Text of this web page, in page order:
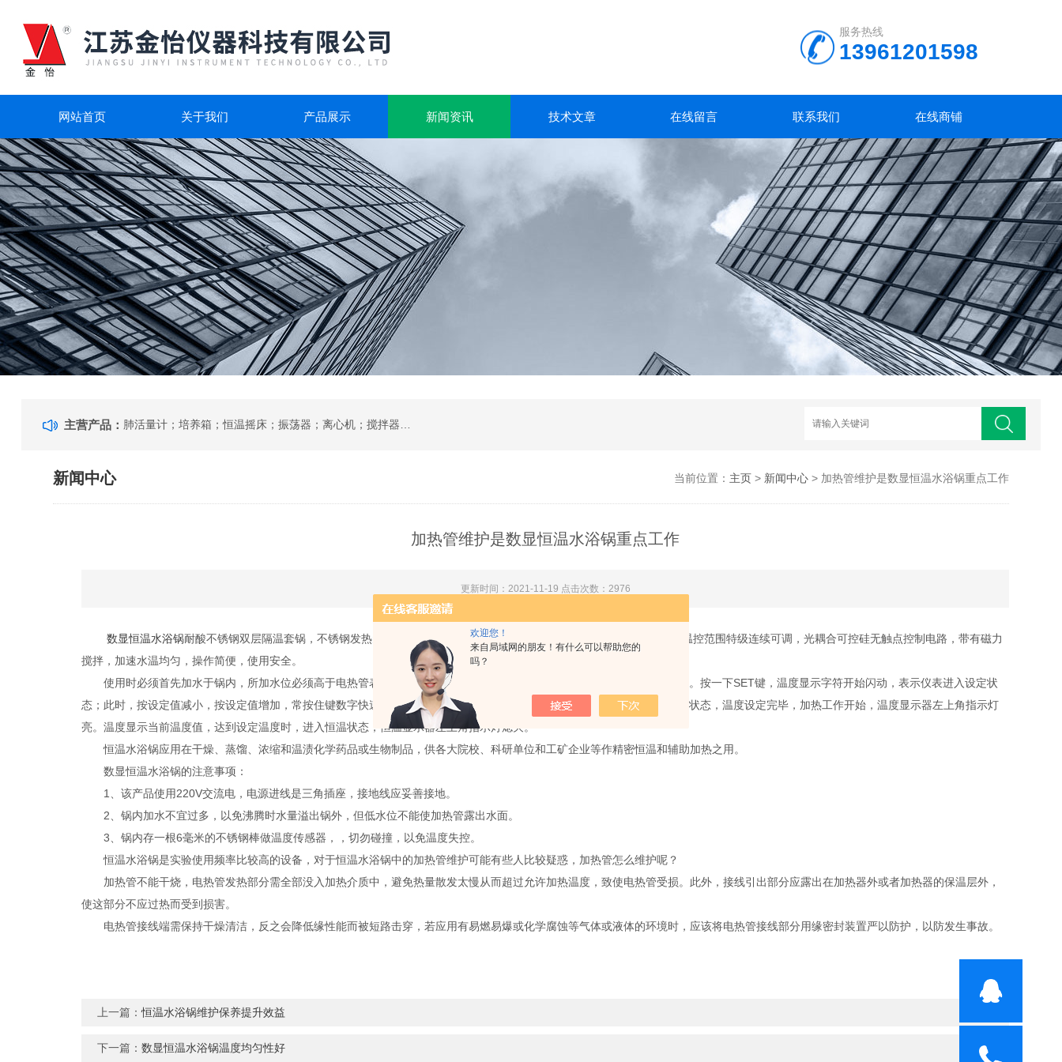
欢迎您！
来自局域网的朋友！有什么可以帮助您的
吗？
服务热线
13961201598
网站首页 关于我们 产品展示 新闻资讯 技术文章 在线留言 联系我们 在线商铺
主营产品：
新闻中心 当前位置： 主页> 新闻中心> 加热管维护是数显恒温水浴锅重点工作
加热管维护是数显恒温水浴锅重点工作
更新时间：2021-11-19 点击次数：2976
数显恒温水浴锅耐酸不锈钢双层隔温套锅，不锈钢发热元件，高灵敏热传感金属探针，数字显示预设温度和实际温度，温控范围特级连续可调，光耦合可控硅无触点控制电路，带有磁力
搅拌，加速水温均匀，操作简便，使用安全。
使用时必须首先加水于锅内，所加水位必须高于电热管表面，接通电源，设定温度时，按SET键可设定或查看温度设定值。按一下SET键，温度显示字符开始闪动，表示仪表进入设定状
态；此时，按设定值减小，按设定值增加，常按住键数字快速增减变动。到达设定数值时，再次按SET键，仪表回到正常工作状态，温度设定完毕，加热工作开始，温度显示器左上角指示灯
亮。温度显示当前温度值，达到设定温度时，进入恒温状态，恒温显示器左上角指示灯熄灭。
恒温水浴锅应用在干燥、蒸馏、浓缩和温渍化学药品或生物制品，供各大院校、科研单位和工矿企业等作精密恒温和辅助加热之用。
数显恒温水浴锅的注意事项：
1、该产品使用220V交流电，电源进线是三角插座，接地线应妥善接地。
2、锅内加水不宜过多，以免沸腾时水量溢出锅外，但低水位不能使加热管露出水面。
3、锅内存一根6毫米的不锈钢棒做温度传感器，，切勿碰撞，以免温度失控。
恒温水浴锅是实验使用频率比较高的设备，对于恒温水浴锅中的加热管维护可能有些人比较疑惑，加热管怎么维护呢？
加热管不能干烧，电热管发热部分需全部没入加热介质中，避免热量散发太慢从而超过允许加热温度，致使电热管受损。此外，接线引出部分应露出在加热器外或者加热器的保温层外，
使这部分不应过热而受到损害。
电热管接线端需保持干燥清洁，反之会降低缘性能而被短路击穿，若应用有易燃易爆或化学腐蚀等气体或液体的环境时，应该将电热管接线部分用缘密封装置严以防护，以防发生事故。
上一篇：恒温水浴锅维护保养提升效益
下一篇：数显恒温水浴锅温度均匀性好